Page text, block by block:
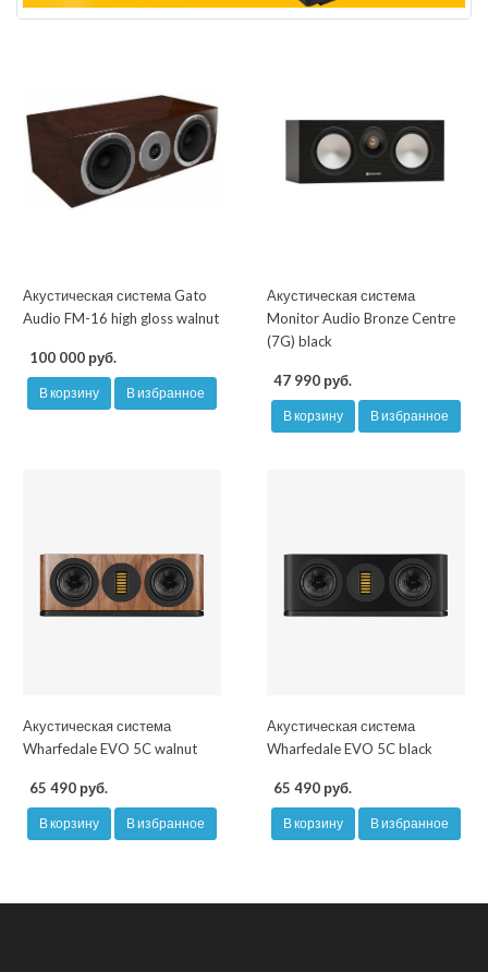
Акустическая система Gato
Audio FM-16 high gloss walnut
100 000 руб.
В корзину В избранное
Акустическая система
Monitor Audio Bronze Centre
(7G) black
47 990 руб.
В корзину В избранное
Акустическая система
Wharfedale EVO 5C walnut
65 490 руб.
В корзину В избранное
Акустическая система
Wharfedale EVO 5C black
65 490 руб.
В корзину В избранное